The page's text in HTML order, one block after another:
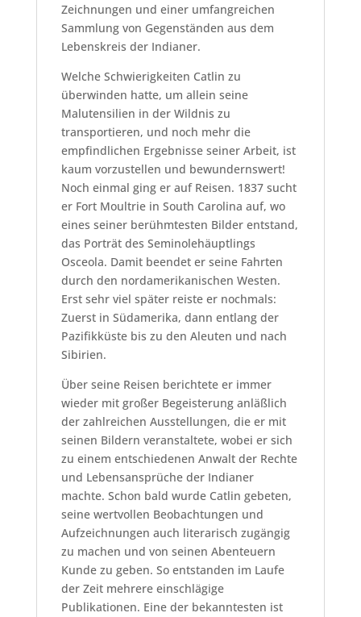
Zeichnungen und einer umfangreichen
Sammlung von Gegenständen aus dem
Lebenskreis der Indianer.
Welche Schwierigkeiten Catlin zu
überwinden hatte, um allein seine
Malutensilien in der Wildnis zu
transportieren, und noch mehr die
empfindlichen Ergebnisse seiner Arbeit, ist
kaum vorzustellen und bewundernswert!
Noch einmal ging er auf Reisen. 1837 sucht
er Fort Moultrie in South Carolina auf, wo
eines seiner berühmtesten Bilder entstand,
das Porträt des Seminolehäuptlings
Osceola. Damit beendet er seine Fahrten
durch den nordamerikanischen Westen.
Erst sehr viel später reiste er nochmals:
Zuerst in Südamerika, dann entlang der
Pazifikküste bis zu den Aleuten und nach
Sibirien.
Über seine Reisen berichtete er immer
wieder mit großer Begeisterung anläßlich
der zahlreichen Ausstellungen, die er mit
seinen Bildern veranstaltete, wobei er sich
zu einem entschiedenen Anwalt der Rechte
und Lebensansprüche der Indianer
machte. Schon bald wurde Catlin gebeten,
seine wertvollen Beobachtungen und
Aufzeichnungen auch literarisch zugängig
zu machen und von seinen Abenteuern
Kunde zu geben. So entstanden im Laufe
der Zeit mehrere einschlägige
Publikationen. Eine der bekanntesten ist